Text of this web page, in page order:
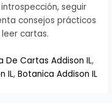
seguir
consejos prácticos
cartas.
De Cartas Addison IL,
IL,Botanica Addison IL